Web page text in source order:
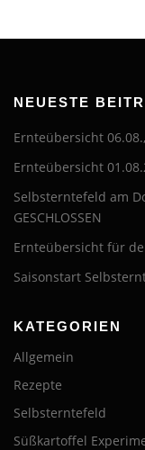
NEUESTE
Ernteübersicht
Ernteübersicht
Selbsterntefeld am
GESCHLOSSEN
Ernteübersicht für
Saisonstart
KATEGORIEN
Allgemein
Rezepte
Selbsterntefeld
Süßkartoffel